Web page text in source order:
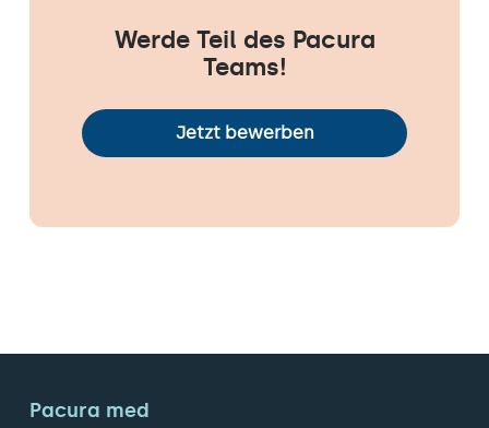
Werde Teil des Pacura
Teams!
Jetzt bewerben
Pacura med